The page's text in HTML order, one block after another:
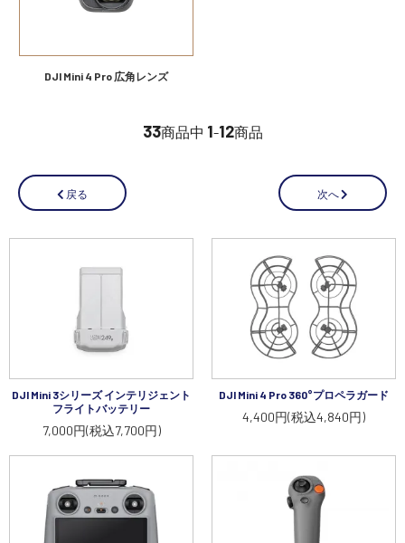
取扱店舗一覧
DJI Mini 4 Pro 広角レンズ
33商品中 1-12商品
戻る 次へ
DJI Mini 3シリーズ インテリジェント
フライトバッテリー
7,000円(税込7,700円)
DJI Mini 4 Pro 360°プロペラガード
4,400円(税込4,840円)